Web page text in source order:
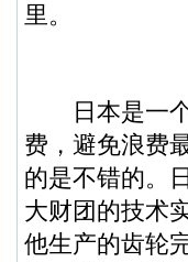
里。
日本是一个
费，避免浪费
的是不错的。
大财团的技术
他生产的齿轮